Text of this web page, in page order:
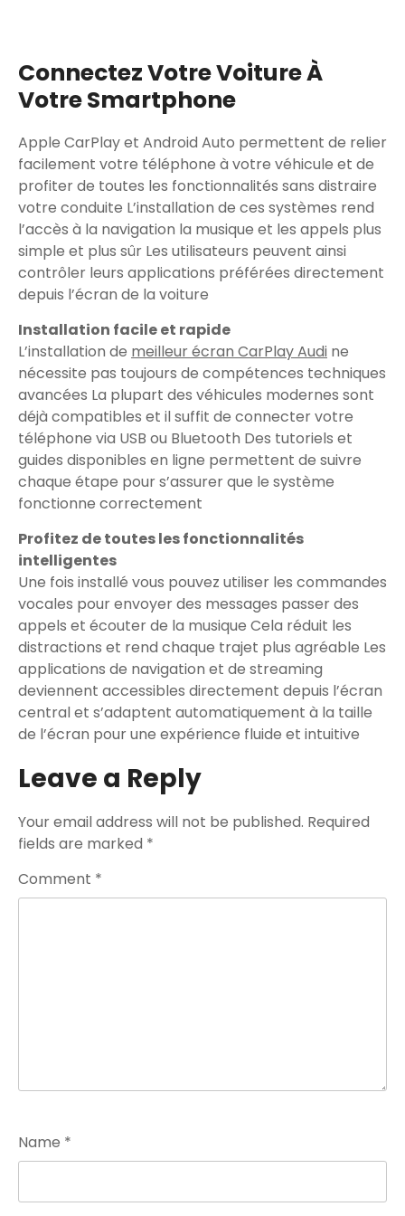
Connectez Votre Voiture À
Votre Smartphone
Apple CarPlay et Android Auto permettent de relier
facilement votre téléphone à votre véhicule et de
profiter de toutes les fonctionnalités sans distraire
votre conduite L’installation de ces systèmes rend
l’accès à la navigation la musique et les appels plus
simple et plus sûr Les utilisateurs peuvent ainsi
contrôler leurs applications préférées directement
depuis l’écran de la voiture
Installation facile et rapide
L’installation de meilleur écran CarPlay Audi ne
nécessite pas toujours de compétences techniques
avancées La plupart des véhicules modernes sont
déjà compatibles et il suffit de connecter votre
téléphone via USB ou Bluetooth Des tutoriels et
guides disponibles en ligne permettent de suivre
chaque étape pour s’assurer que le système
fonctionne correctement
Profitez de toutes les fonctionnalités
intelligentes
Une fois installé vous pouvez utiliser les commandes
vocales pour envoyer des messages passer des
appels et écouter de la musique Cela réduit les
distractions et rend chaque trajet plus agréable Les
applications de navigation et de streaming
deviennent accessibles directement depuis l’écran
central et s’adaptent automatiquement à la taille
de l’écran pour une expérience fluide et intuitive
Leave a Reply
Your email address will not be published. Required
fields are marked *
Comment *
Name *